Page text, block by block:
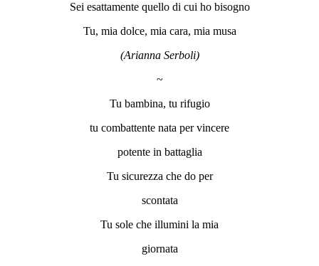
Sei esattamente quello di cui ho bisogno
Tu, mia dolce, mia cara, mia musa
(Arianna Serboli)
~
Tu bambina, tu rifugio
tu combattente nata per vincere
potente in battaglia
Tu sicurezza che do per
scontata
Tu sole che illumini la mia
giornata